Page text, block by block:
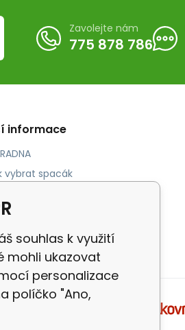
Zavolejte nám
775 878 786
informace
vybrat spacák
vybrat karimatku
souhlas k využití
mohli ukazovat
personalizace
políčko "Ano,